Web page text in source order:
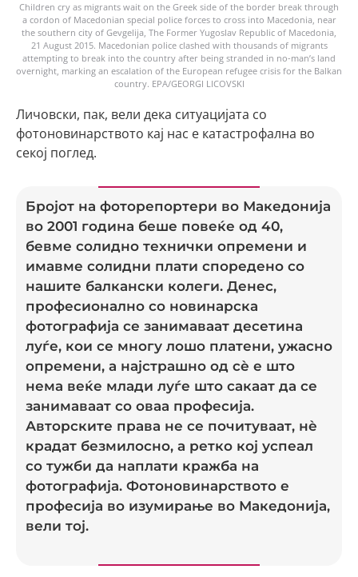
Children cry as migrants wait on the Greek side of the border break through
a cordon of Macedonian special police forces to cross into Macedonia, near
the southern city of Gevgelija, The Former Yugoslav Republic of Macedonia,
21 August 2015. Macedonian police clashed with thousands of migrants
attempting to break into the country after being stranded in no-man’s land
overnight, marking an escalation of the European refugee crisis for the Balkan
country. EPA/GEORGI LICOVSKI
Личовски, пак, вели дека ситуацијата со
фотоновинарството кај нас е катастрофална во
секој поглед.
Бројот на фоторепортери во Македонија
во 2001 година беше повеќе од 40,
бевме солидно технички опремени и
имавме солидни плати споредено со
нашите балкански колеги. Денес,
професионално со новинарска
фотографија се занимаваат десетина
луѓе, кои се многу лошо платени, ужасно
опремени, а најстрашно од сè е што
нема веќе млади луѓе што сакаат да се
занимаваат со оваа професија.
Авторските права не се почитуваат, нè
крадат безмилосно, а ретко кој успеал
со тужби да наплати кражба на
фотографија. Фотоновинарството е
професија во изумирање во Македонија,
вели тој.